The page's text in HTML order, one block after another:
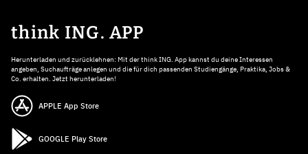
think ING. APP
Herunterladen und zurücklehnen: Mit der think ING. App kannst du deine Interessen
angeben, Suchaufträge anlegen und die für dich passenden Studiengänge, Praktika, Jobs &
Co. erhalten. Jetzt herunterladen!
APPLE App Store
GOOGLE Play Store